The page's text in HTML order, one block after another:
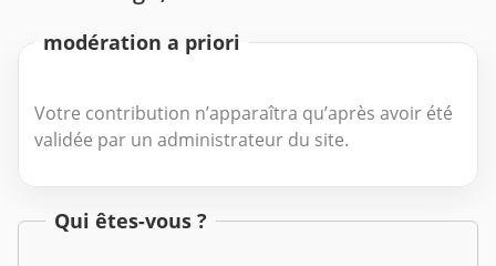
modération a priori
Votre contribution n’apparaîtra qu’après avoir été
validée par un administrateur du site.
Qui êtes-vous ?